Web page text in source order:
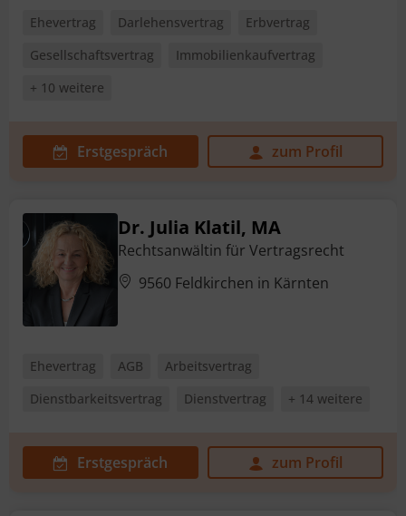
Ehevertrag Darlehensvertrag
Erbvertrag
Gesellschaftsvertrag
Immobilienkaufvertrag
+ 10 weitere
Erstgespräch zum Profil
Dr. Julia Klatil, MA
Rechtsanwältin für Vertragsrecht
9560 Feldkirchen in Kärnten
Ehevertrag AGB
Arbeitsvertrag
Dienstbarkeitsvertrag
Dienstvertrag + 14 weitere
Erstgespräch zum Profil